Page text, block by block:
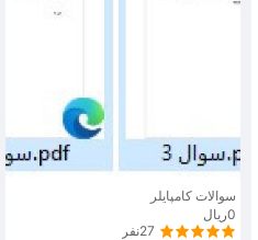
سوالات کامپایلر
0ریال
27نفر